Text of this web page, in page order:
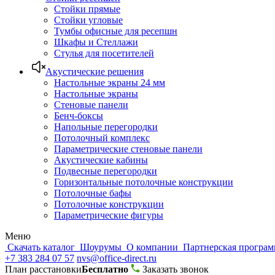
Стойки прямые
Стойки угловые
Тумбы офисные для ресепшн
Шкафы и Стеллажи
Стулья для посетителей
Акустические решения
Настольные экраны 24 мм
Настольные экраны
Стеновые панели
Бенч-боксы
Напольные перегородки
Потолочный комплекс
Параметрические стеновые панели
Акустические кабины
Подвесные перегородки
Горизонтальные потолочные конструкции
Потолочные бафы
Потолочные конструкции
Параметрические фигуры
Меню
Скачать каталог Шоурумы О компании Партнерская
+7 383 284 07 57 nvs@office-direct.ru
План расстановкиБесплатно
Заказать звонок